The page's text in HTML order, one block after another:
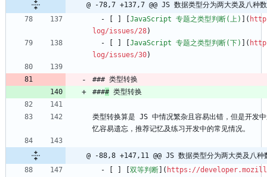
@ -78,7 +137,7 @@ JS 数据类型分为两大类及八种
  - [ ] [
JavaScript 专题之类型判断(上) ](
log/issues/28)
  - [ ] [
JavaScript 专题之类型判断(下) ](
log/issues/30)
### 类型转换
#### 类型转换
类型转换算是 JS 中情况繁杂且容易出错，但是开发
忆容易遗忘，推荐记忆及练习开发中的常见情况。
@ -88,8 +147,11 @@ JS 数据类型分为两大类及八种
  - [ ] [
双等判断 ]( https://